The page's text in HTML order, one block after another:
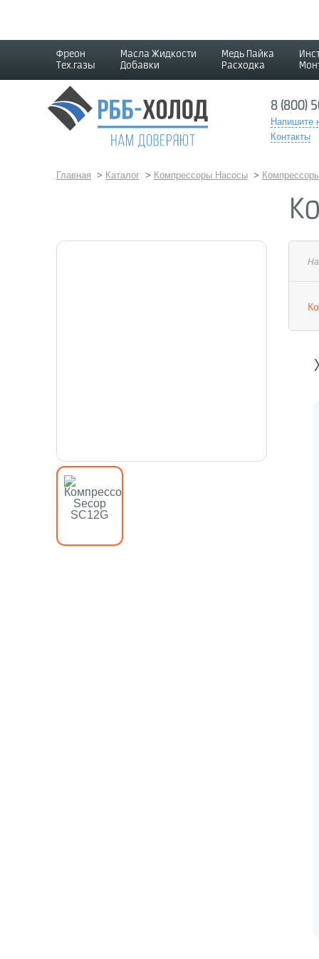
Фреон
Тех.газы
Масла Жидкости
Добавки
Медь Пайка
Расходка
8 (800)
Напишите
Контакты
Главная > Каталог > Компрессоры Насосы >